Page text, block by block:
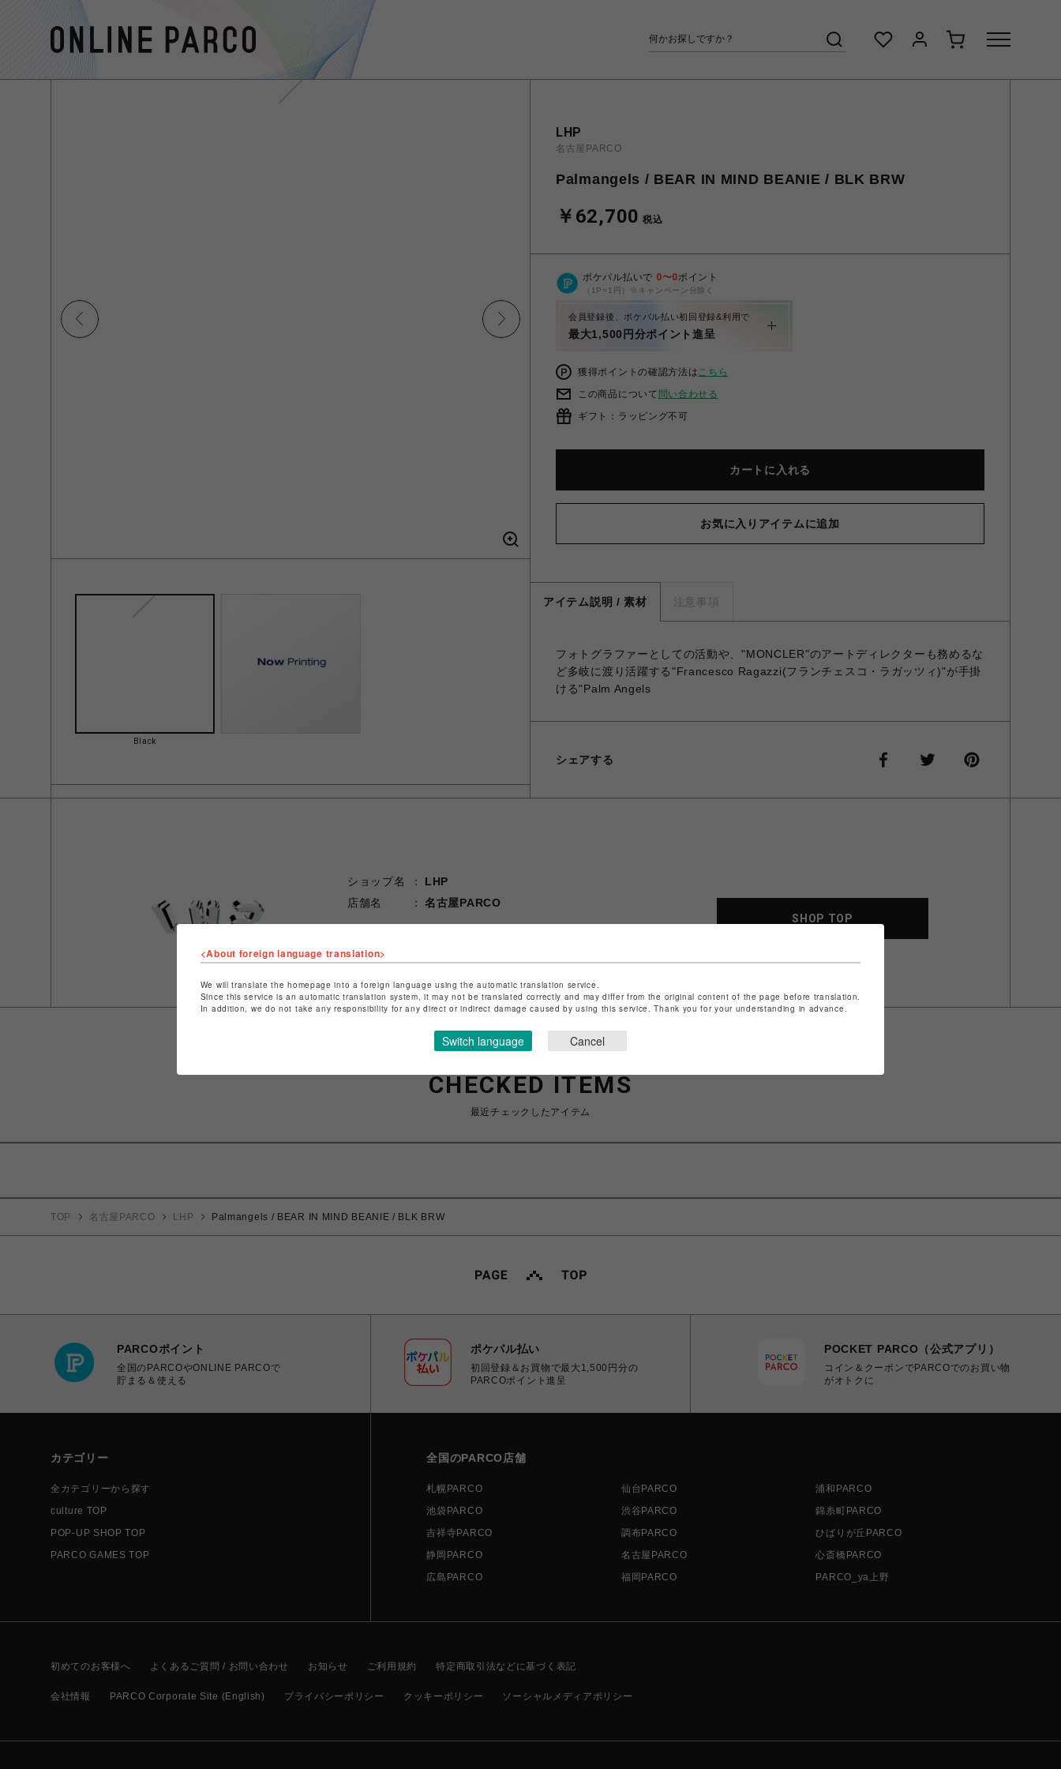
Black
LHP
名古屋PARCO
Palmangels / BEAR IN MIND BEANIE / BLK BRW
￥62,700 税込
ポケパル払いで 0〜0ポイント
（1P=1円）※キャンペーン分除く
会員登録後、ポケパル払い初回登録&利用で
最大1,500円分ポイント進呈
獲得ポイントの確認方法はこちら
この商品について 問い合わせる
ギフト：ラッピング不可
カートに入れる
お気に入りアイテムに追加
アイテム説明 / 素材 注意事項
フォトグラファーとしての活動や、"MONCLER"のアートディレクターも務めるな
ど多岐に渡り活躍する"Francesco Ragazzi(フランチェスコ・ラガッツィ)"が手掛
ける"Palm Angels
シェアする
ショップ名
LHP
店舗名
名古屋PARCO
ショップお問い合わせは
SHOP TOP
CHECKED ITEMS
最近チェックしたアイテム
TOP 名古屋PARCO LHP Palmangels / BEAR IN MIND BEANIE / BLK BRW
PARCOポイント
全国のPARCOやONLINE PARCOで
貯まる＆使える
ポケパル払い
初回登録＆お買物で最大1,500円分の
PARCOポイント進呈
POCKET PARCO（公式アプリ）
コイン＆クーポンでPARCOでのお買い物
がオトクに
カテゴリー
全カテゴリーから探す
culture TOP
POP-UP SHOP TOP
PARCO GAMES TOP
全国のPARCO店舗
札幌PARCO 仙台PARCO
浦和PARCO
池袋PARCO
渋谷PARCO
錦糸町PARCO
吉祥寺PARCO
調布PARCO
ひばりが丘PARCO
静岡PARCO
名古屋PARCO
心斎橋PARCO
広島PARCO
福岡PARCO PARCO_ya上野
初めてのお客様へ よくあるご質問 / お問い合わせ お知らせ ご利用規約 特定商取引法などに基づく表記
会社情報 PARCO Corporate Site (English) プライバシーポリシー クッキーポリシー ソーシャルメディアポリシー
<About foreign language translation>
We will translate the homepage into a foreign language using the automatic translation service.
Since this service is an automatic translation system, it may not be translated correctly and may differ from the original content of the page before translation.
In addition, we do not take any responsibility for any direct or indirect damage caused by using this service. Thank you for your understanding in advance.
Switch language Cancel